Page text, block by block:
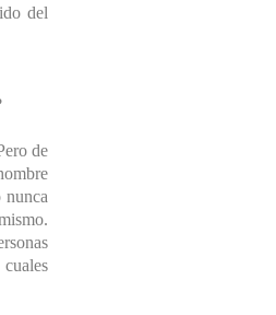
del
de
nunca